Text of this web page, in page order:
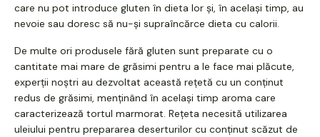
care nu pot introduce gluten în dieta lor și, în același timp, au
nevoie sau doresc să nu-și supraîncărce dieta cu calorii.
De multe ori produsele fără gluten sunt preparate cu o
cantitate mai mare de grăsimi pentru a le face mai plăcute,
experții noștri au dezvoltat această rețetă cu un conținut
redus de grăsimi, menținând în același timp aroma care
caracterizează tortul marmorat. Rețeta necesită utilizarea
uleiului pentru prepararea deserturilor cu conținut scăzut de